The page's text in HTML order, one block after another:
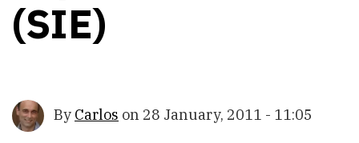
(SIE)
By Carlos on 28 January, 2011 - 11:05